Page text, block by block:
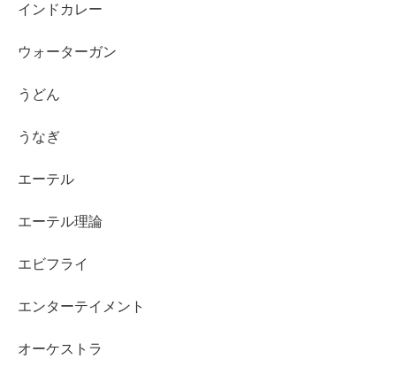
インドカレー
ウォーターガン
うどん
うなぎ
エーテル
エーテル理論
エビフライ
エンターテイメント
オーケストラ